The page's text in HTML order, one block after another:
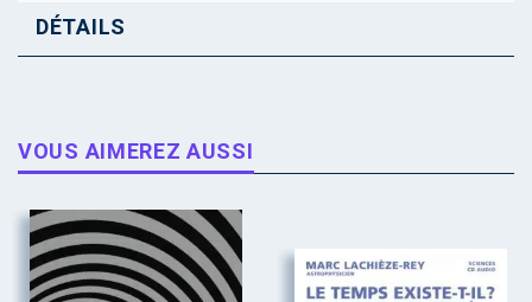
DÉTAILS
VOUS AIMEREZ AUSSI